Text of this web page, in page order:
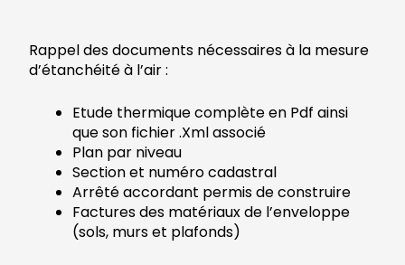
Rappel des documents nécessaires à la mesure
d’étanchéité à l’air :
Etude thermique complète en Pdf ainsi
que son fichier .Xml associé
Plan par niveau
Section et numéro cadastral
Arrêté accordant permis de construire
Factures des matériaux de l’enveloppe
(sols, murs et plafonds)